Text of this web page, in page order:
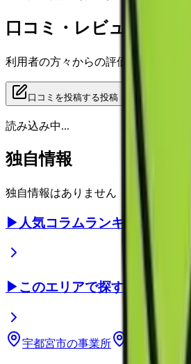
口コミ・レビュー
利用者の方々からの評価をご覧いた
口コミを投稿する投稿
読み込み中...
独自情報
独自情報はありません
▶ 人気コラムランキング
▶このエリアで探す
宇都宮市の事業所